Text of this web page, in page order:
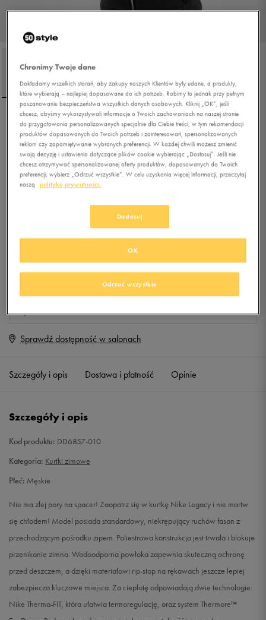
NIKE KURTKA ZIMOWA
LEGACY THERMA-FIT
JACKET
4.9( 13)
199,99złz Vat
KLUBIE 50 STYLE
Produkt niedostępny
Jeśli artykuł będzie ponownie dostępny, otrzymasz od nas powiadomienie.
Wybierz rozmiar
XS Powiadom o dostępności
S Powiadom o dostępności
XL Powiadom o dostępności
XXXL Powiadom o dostępności
XXXXL Powiadom o dostępności
Sprawdź dostępność w salonach
Szczegóły i opis Dostawa i płatność Opinie
Szczegóły i opis
Kod produktu: DD6857-010
Kategoria: Kurtki zimowe
Płeć: Męskie
Nie ma złej pory na spacer! Zaopatrz się w kurtkę Nike Legacy i nie martw
się chłodem! Model posiada standardowy, niekrępujący ruchów fason z
przechodzącym pośrodku zipem. Poliestrowa konstrukcja jest trwała i blokuje
przenikanie zimna. Wodoodporna powłoka zapewnia skuteczną ochronę
przed deszczem, a dzięki materiałowi rip-stop na rękawach jeszcze lepiej
zabezpiecza kluczowe miejsca. Za ciepłotę odpowiadają dwie technologie:
Nike Therma-FIT, która ułatwia termoregulację, oraz system Thermore™
Chronimy Twoje dane
Dokładamy wszelkich starań, aby zakupy naszych Klientów były udane, a produkty,
które wybierają – najlepiej dopasowane do ich potrzeb. Robimy to jednak przy pełnym
poszanowaniu bezpieczeństwa wszystkich danych osobowych. Kliknij „OK”, jeśli
chcesz, abyśmy wykorzystywali informacje o Twoich zachowaniach na naszej stronie
do przygotowania personalizowanych specjalnie dla Ciebie treści, w tym rekomendacji
produktów dopasowanych do Twoich potrzeb i zainteresowań, spersonalizowanych
reklam czy zapamiętywanie wybranych preferencji. W każdej chwili możesz zmienić
swoją decyzję i ustawienia dotyczące plików cookie wybierając „Dostosuj”. Jeśli nie
chcesz otrzymywać spersonalizowanej oferty produktów, dopasowanych do Twoich
preferencji, wybierz „Odrzuć wszystkie”. W celu uzyskania więcej informacji, przeczytaj
naszą
politykę prywatności.
Dostosuj
Odrzuć wszystkie
OK